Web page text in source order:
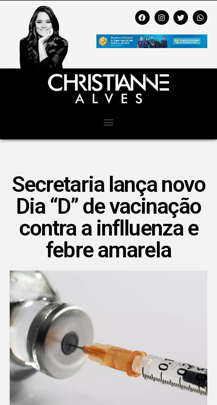
Secretaria lança novo
Dia “D” de vacinação
contra a inflluenza e
febre amarela